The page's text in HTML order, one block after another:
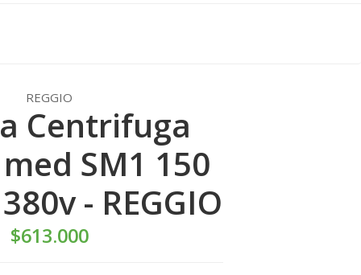
REGGIO
Centrifuga
SM1 150
- REGGIO
$613.000